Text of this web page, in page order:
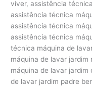
viver, assistência
assistência técnica
assistência técnica
assistência técnica
técnica máquina de
máquina de lavar
máquina de lavar
de lavar jardim padre